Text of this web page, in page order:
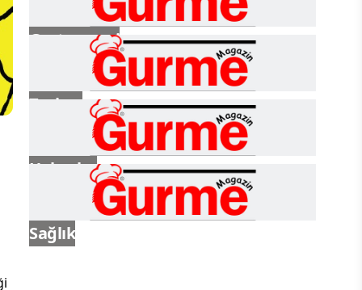
Gastronomi
Turizm
Haberler
Sağlık